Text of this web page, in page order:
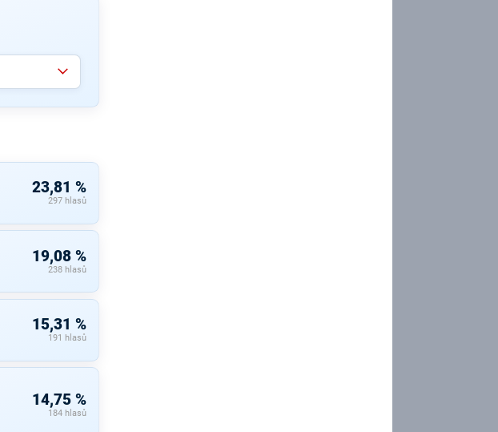
23,81 %
297 hlasů
19,08 %
238 hlasů
15,31 %
191 hlasů
14,75 %
184 hlasů